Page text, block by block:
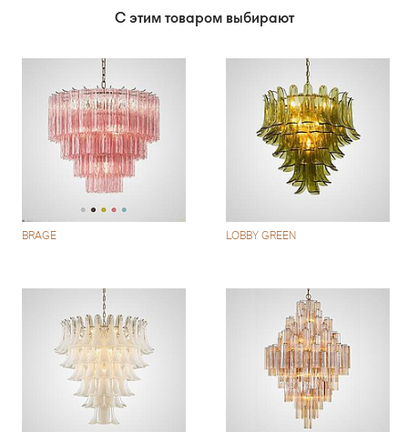
С этим товаром выбирают
BRAGE LOBBY GREEN